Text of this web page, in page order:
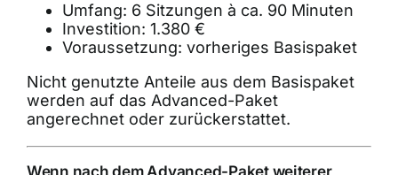
Umfang: 6 Sitzungen à ca. 90 Minuten
Investition: 1.380 €
Voraussetzung: vorheriges Basispaket
Nicht genutzte Anteile aus dem Basispaket
werden auf das Advanced-Paket
angerechnet oder zurückerstattet.